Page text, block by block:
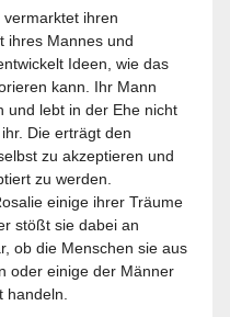
ihren
ihres Mannes und
Ideen, wie das
kann. Ihr Mann
und lebt in der Ehe nicht
Die erträgt den
zu akzeptieren und
zu werden.
einige ihrer Träume
stößt sie dabei an
ob die Menschen sie aus
oder einige der Männer